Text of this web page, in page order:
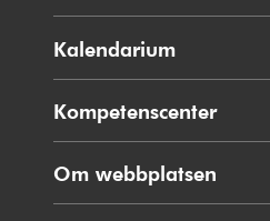
Kalendarium
Kompetenscenter
Om webbplatsen